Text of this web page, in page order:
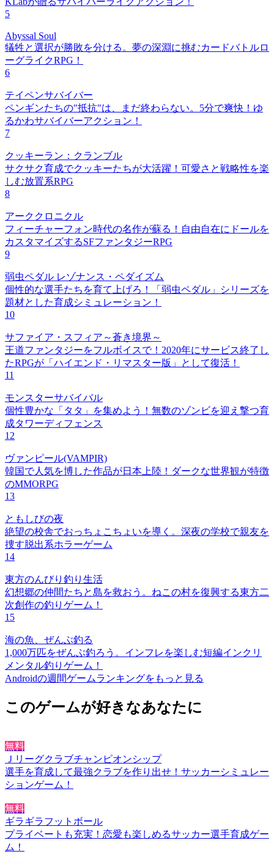
5
Abyssal Soul
犠牲と選択が勝敗を分ける。夢の深淵に挑むカードバトルロ
ーグライクRPG！
6
テイペンサバイバー
ペンギンたちの"抵抗"は、まだ終わらない。5分で爽快！ゆ
るかわサバイバーアクション！
7
クッキーラン：クランブル
サクサク育成でクッキーたちが大活躍！可愛さと戦略性を楽
しむ放置系RPG
8
アーククロニクル
フィーチャーフォン時代の名作が蘇る！自由自在にドールを
カスタマイズするSFファンタジーRPG
9
弱虫ペダル レゾナンス・ペダイズム
個性的な選手たちを育て上げろ！「弱虫ペダル」シリーズを
題材とした育成シミュレーション！
10
サファイア・スフィア～蒼き境界～
王道ファンタジーをフルボイスで！2020年にサービス終了し
たRPGが「ハイエンド・リマスター版」として復活！
11
モンスターサバイバル
個性豊かな「タタ」を集めよう！無数のゾンビを迎え撃つ育
成タワーディフェンス
12
ヴァンピール(VAMPIR)
韓国で人気を博した作品が日本上陸！ダークな世界観が特徴
のMMORPG
13
ともしびの夜
絶望の校舎でおっちょこちょいを導く。深夜の学校で親友を
捜す脱出系ホラーゲーム
14
東方のんびり釣り生活
幻想郷の仲間たちと島を救おう。ねこの村を復興する東方二
次創作の釣りゲーム！
15
海の魚、ぜんぶ釣る
1,000万匹をぜんぶ釣ろう。インフレを楽しむ短編インクリ
メンタル釣りゲーム！
Androidの週間ゲームランキングをもっと見る
このゲームが好きなあなたに
無料
Ｊリーグクラブチャンピオンシップ
選手を育成して最強クラブを作り出せ！サッカーシミュレー
ションゲーム！
無料
ギラギラフットボール
プライベートも充実！恋愛も楽しめるサッカー選手育成ゲー
ム！